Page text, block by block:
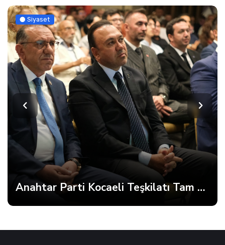
Siyaset
Anahtar Parti Kocaeli Teşkilatı Tam Kadro Toplandı